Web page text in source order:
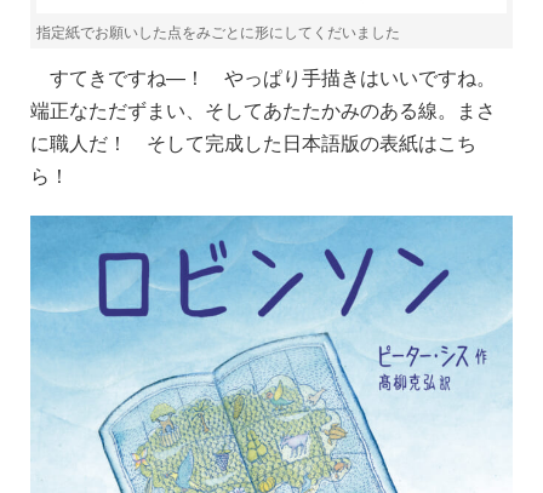
指定紙でお願いした点をみごとに形にしてくだいました
すてきですね—！ やっぱり手描きはいいですね。
端正なただずまい、そしてあたたかみのある線。まさ
に職人だ！ そして完成した日本語版の表紙はこち
ら！